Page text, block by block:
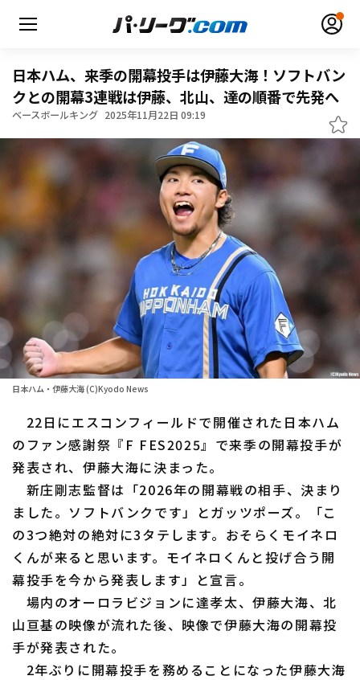
無料アカウント登録 ログイン
HOME
動画
日程・結果
順位表･成績
1軍公式戦
ファーム東地区
ファーム中地区
ファーム西地区
交流戦
選手名鑑
選手名鑑トップ
北海道日本ハムファイターズ
東北楽天ゴールデンイーグルス
埼玉西武ライオンズ
千葉ロッテマリーンズ
オリックス・バファローズ
福岡ソフトバンクホークス
ニュース
設定
日本ハム、来季の開幕投手は伊藤大海！ソフトバン
クとの開幕3連戦は伊藤、北山、達の順番で先発へ
ベースボールキング 2025年11月22日 09:19
日本ハム・伊藤大海 (C)Kyodo News
22日にエスコンフィールドで開催された日本ハム
のファン感謝祭『F FES2025』で来季の開幕投手が
発表され、伊藤大海に決まった。
新庄剛志監督は「2026年の開幕戦の相手、決まり
ました。ソフトバンクです」とガッツポーズ。「こ
の3つ絶対の絶対に3タテします。おそらくモイネロ
くんが来ると思います。モイネロくんと投げ合う開
幕投手を今から発表します」と宣言。
場内のオーロラビジョンに達孝太、伊藤大海、北
山亘基の映像が流れた後、映像で伊藤大海の開幕投
手が発表された。
2年ぶりに開幕投手を務めることになった伊藤大海